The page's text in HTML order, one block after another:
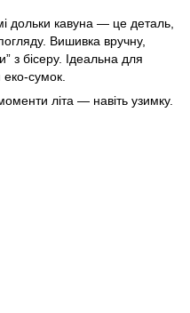
дольки кавуна — це деталь,
Вишивка вручну,
з бісеру. Ідеальна для
сумок.
літа — навіть узимку.